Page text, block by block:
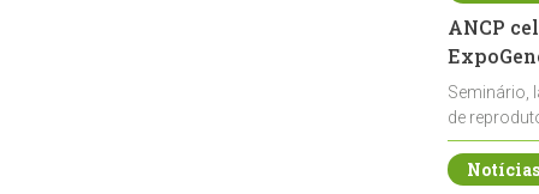
ANCP
Seminário,
de
durante a